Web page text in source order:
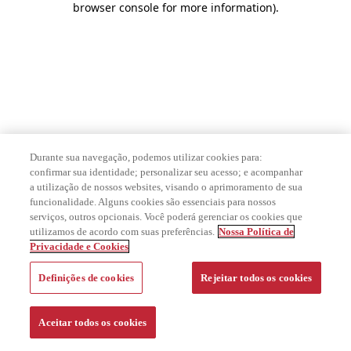
browser console for more information).
Durante sua navegação, podemos utilizar cookies para:
confirmar sua identidade; personalizar seu acesso; e acompanhar
a utilização de nossos websites, visando o aprimoramento de sua
funcionalidade. Alguns cookies são essenciais para nossos
serviços, outros opcionais. Você poderá gerenciar os cookies que
utilizamos de acordo com suas preferências. Nossa Política de
Privacidade e Cookies
Definições de cookies Rejeitar todos os cookies
Aceitar todos os cookies